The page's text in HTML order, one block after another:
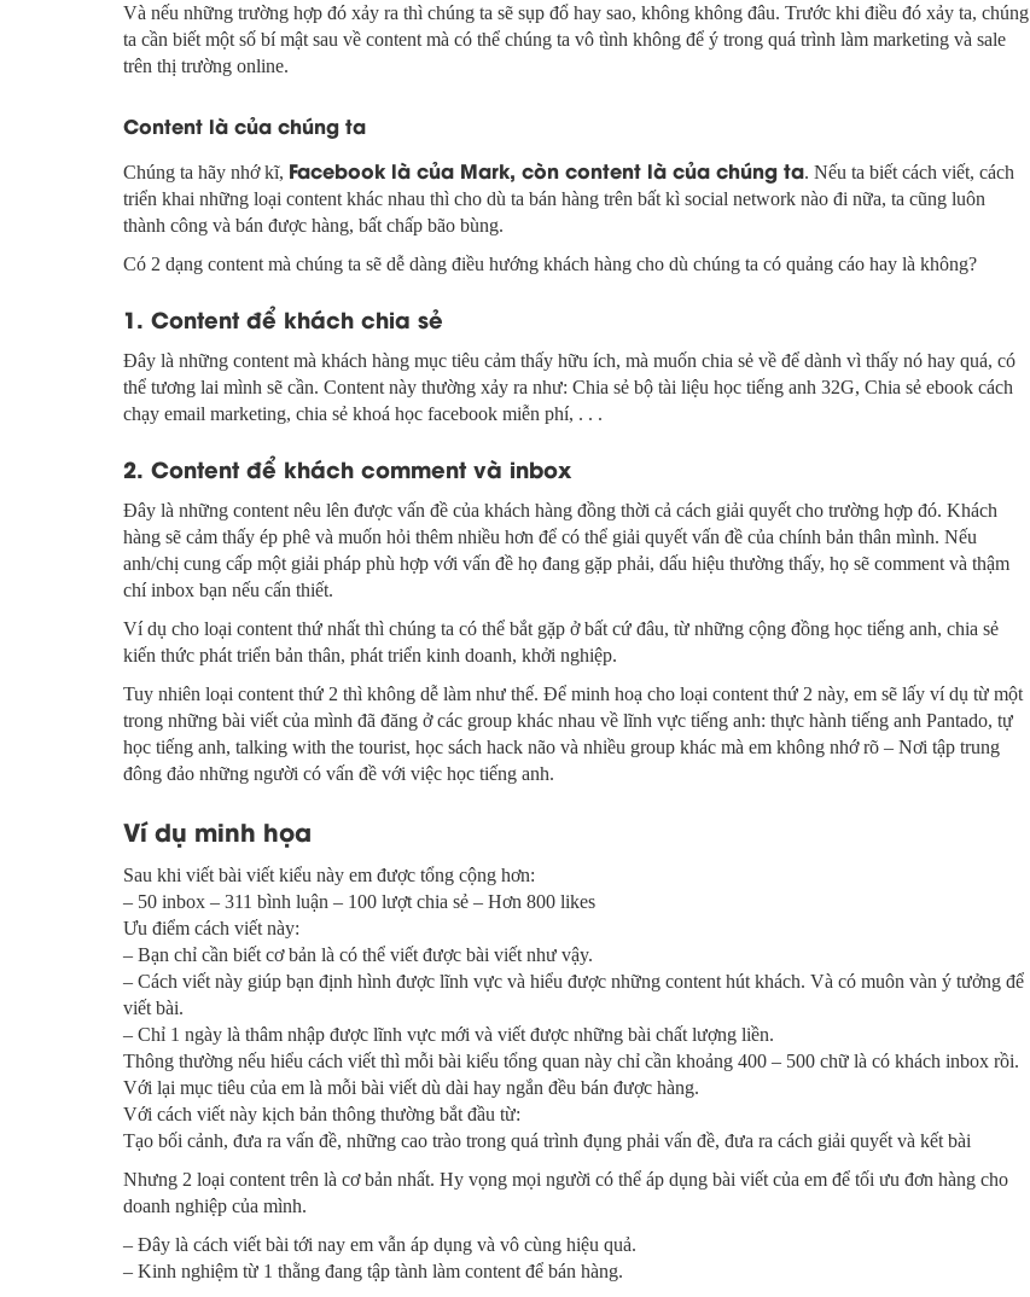
Và nếu những trường hợp đó xảy ra thì chúng ta sẽ sụp đổ hay sao, không không đâu. Trước khi điều đó xảy ta, chúng
ta cần biết một số bí mật sau về content mà có thể chúng ta vô tình không để ý trong quá trình làm marketing và sale
trên thị trường online.
Content là của chúng ta
Chúng ta hãy nhớ kĩ, Facebook là của Mark, còn content là của chúng ta. Nếu ta biết cách viết, cách
triển khai những loại content khác nhau thì cho dù ta bán hàng trên bất kì social network nào đi nữa, ta cũng luôn
thành công và bán được hàng, bất chấp bão bùng.
Có 2 dạng content mà chúng ta sẽ dễ dàng điều hướng khách hàng cho dù chúng ta có quảng cáo hay là không?
1. Content để khách chia sẻ
Đây là những content mà khách hàng mục tiêu cảm thấy hữu ích, mà muốn chia sẻ về để dành vì thấy nó hay quá, có
thể tương lai mình sẽ cần. Content này thường xảy ra như: Chia sẻ bộ tài liệu học tiếng anh 32G, Chia sẻ ebook cách
chạy email marketing, chia sẻ khoá học facebook miễn phí, . . .
2. Content để khách comment và inbox
Đây là những content nêu lên được vấn đề của khách hàng đồng thời cả cách giải quyết cho trường hợp đó. Khách
hàng sẽ cảm thấy ép phê và muốn hỏi thêm nhiều hơn để có thể giải quyết vấn đề của chính bản thân mình. Nếu
anh/chị cung cấp một giải pháp phù hợp với vấn đề họ đang gặp phải, dấu hiệu thường thấy, họ sẽ comment và thậm
chí inbox bạn nếu cấn thiết.
Ví dụ cho loại content thứ nhất thì chúng ta có thể bắt gặp ở bất cứ đâu, từ những cộng đồng học tiếng anh, chia sẻ
kiến thức phát triển bản thân, phát triển kinh doanh, khởi nghiệp.
Tuy nhiên loại content thứ 2 thì không dễ làm như thế. Để minh hoạ cho loại content thứ 2 này, em sẽ lấy ví dụ từ một
trong những bài viết của mình đã đăng ở các group khác nhau về lĩnh vực tiếng anh: thực hành tiếng anh Pantado, tự
học tiếng anh, talking with the tourist, học sách hack não và nhiều group khác mà em không nhớ rõ – Nơi tập trung
đông đảo những người có vấn đề với việc học tiếng anh.
Ví dụ minh họa
Sau khi viết bài viết kiểu này em được tổng cộng hơn:
– 50 inbox – 311 bình luận – 100 lượt chia sẻ – Hơn 800 likes
Ưu điểm cách viết này:
– Bạn chỉ cần biết cơ bản là có thể viết được bài viết như vậy.
– Cách viết này giúp bạn định hình được lĩnh vực và hiểu được những content hút khách. Và có muôn vàn ý tưởng để
viết bài.
– Chỉ 1 ngày là thâm nhập được lĩnh vực mới và viết được những bài chất lượng liền.
Thông thường nếu hiểu cách viết thì mỗi bài kiểu tổng quan này chỉ cần khoảng 400 – 500 chữ là có khách inbox rồi.
Với lại mục tiêu của em là mỗi bài viết dù dài hay ngắn đều bán được hàng.
Với cách viết này kịch bản thông thường bắt đầu từ:
Tạo bối cảnh, đưa ra vấn đề, những cao trào trong quá trình đụng phải vấn đề, đưa ra cách giải quyết và kết bài
Nhưng 2 loại content trên là cơ bản nhất. Hy vọng mọi người có thể áp dụng bài viết của em để tối ưu đơn hàng cho
doanh nghiệp của mình.
– Đây là cách viết bài tới nay em vẫn áp dụng và vô cùng hiệu quả.
– Kinh nghiệm từ 1 thằng đang tập tành làm content để bán hàng.